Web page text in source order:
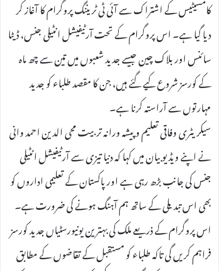
کامسیٹیس کے اشتراک سے آئی ٹی ٹریننگ پروگرام کا آغاز کر
دیا گیا ہے۔ اس پروگرام کے تحت آرٹیفیشل انٹیلی جنس، ڈیٹا
سائنس اور بلاک چین جیسے جدید شعبوں میں تین سے چھ ماہ
کے کورسز شروع کیے گئے ہیں، جن کا مقصد طلباء کو جدید
مہارتوں سے آراستہ کرنا ہے۔
سیکریٹری وفاقی تعلیم و پیشہ ورانہ تربیت محی الدین احمد وانی
نے اپنے ویڈیو بیان میں کہا کہ دنیا تیزی سے آرٹیفیشل انٹیلی
جنس کی جانب بڑھ رہی ہے اور پاکستان کے تعلیمی اداروں کو
بھی اس تبدیلی کے ساتھ ہم آہنگ ہونے کی ضرورت ہے۔
اس پروگرام کے ذریعے ملک کی بہترین یونیورسٹیاں جدید کورسز
فراہم کریں گی تاکہ طلباء کو مستقبل کے تقاضوں کے مطابق